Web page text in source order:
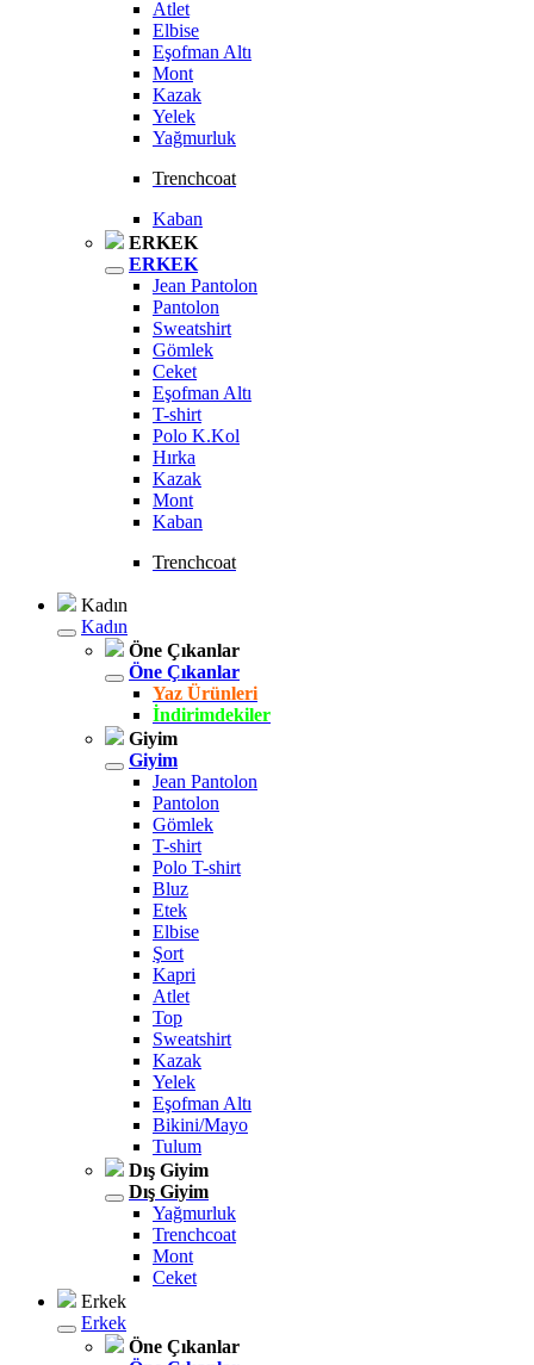
Atlet
Elbise
Eşofman Altı
Mont
Kazak
Yelek
Yağmurluk
Trenchcoat
Kaban
ERKEK
ERKEK
Jean Pantolon
Pantolon
Sweatshirt
Gömlek
Ceket
Eşofman Altı
T-shirt
Polo K.Kol
Hırka
Kazak
Mont
Kaban
Trenchcoat
Kadın
Kadın
Öne Çıkanlar
Öne Çıkanlar
Yaz Ürünleri
İndirimdekiler
Giyim
Giyim
Jean Pantolon
Pantolon
Gömlek
T-shirt
Polo T-shirt
Bluz
Etek
Elbise
Şort
Kapri
Atlet
Top
Sweatshirt
Kazak
Yelek
Eşofman Altı
Bikini/Mayo
Tulum
Dış Giyim
Dış Giyim
Yağmurluk
Trenchcoat
Mont
Ceket
Erkek
Erkek
Öne Çıkanlar